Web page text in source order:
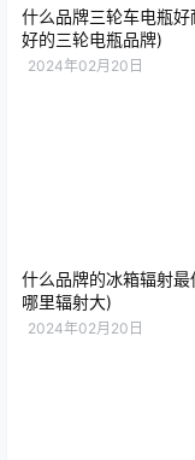
什么品牌三轮车电瓶好
好的三轮电瓶品牌)
2024年02月20日
什么品牌的冰箱辐射最
哪里辐射大)
2024年02月20日